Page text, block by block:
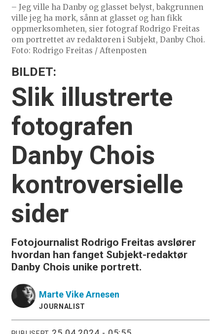
– Jeg ville ha Danby og glasset belyst, bakgrunnen
ville jeg ha mørk, sånn at glasset og han fikk
oppmerksomheten, sier fotograf Rodrigo Freitas
om portrettet av redaktøren i Subjekt, Danby Choi.
Foto: Rodrigo Freitas / Aftenposten
BILDET:
Slik illustrerte
fotografen
Danby Chois
kontroversielle
sider
Fotojournalist Rodrigo Freitas avslører
hvordan han fanget Subjekt-redaktør
Danby Chois unike portrett.
Marte VikeArnesen
JOURNALIST